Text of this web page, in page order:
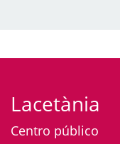
Lacetània
Centro público